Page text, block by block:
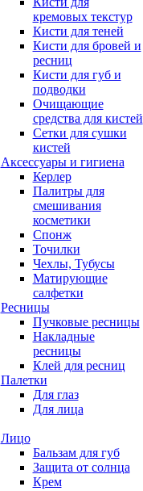
кремовых текстур
Кисти для теней
Кисти для бровей и
ресниц
Кисти для губ и
подводки
Очищающие
средства для кистей
Сетки для сушки
кистей
Аксессуары и гигиена
Керлер
Палитры для
смешивания
косметики
Спонж
Точилки
Чехлы, Тубусы
Матирующие
салфетки
Ресницы
Пучковые ресницы
Накладные
ресницы
Клей для ресниц
Палетки
Для глаз
Для лица
Лицо
Бальзам для губ
Защита от солнца
Крем